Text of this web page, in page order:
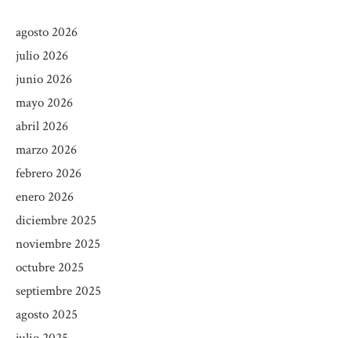
agosto 2026
julio 2026
junio 2026
mayo 2026
abril 2026
marzo 2026
febrero 2026
enero 2026
diciembre 2025
noviembre 2025
octubre 2025
septiembre 2025
agosto 2025